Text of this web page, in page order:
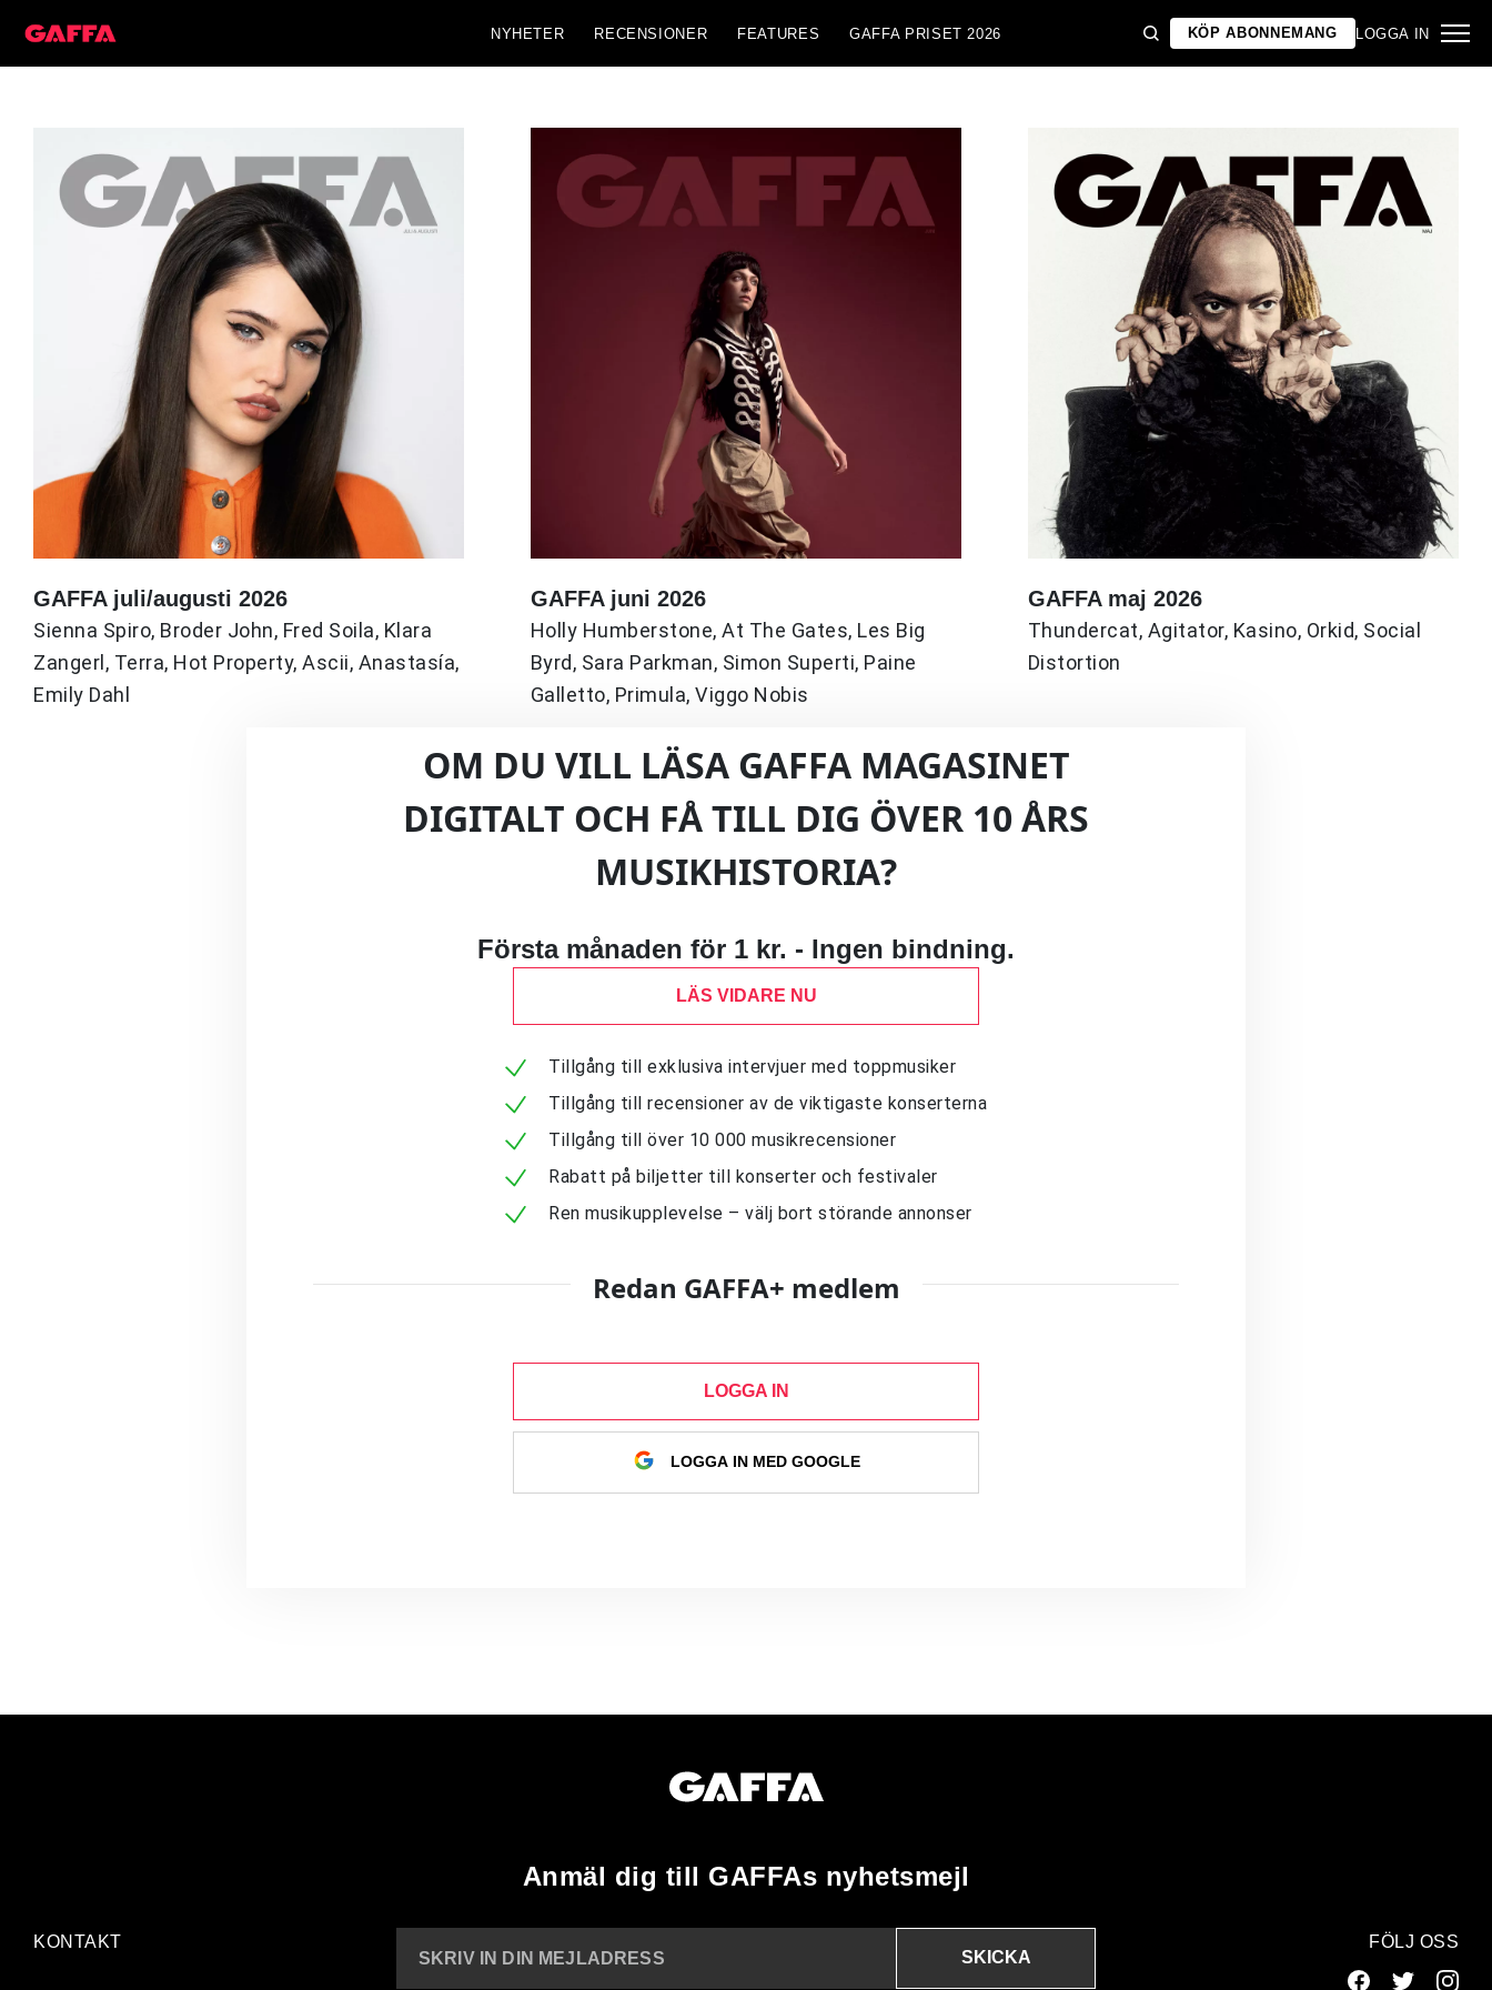
NYHETER RECENSIONER FEATURES GAFFA PRISET 2026 KÖP ABONNEMANG LOGGA IN
GAFFA juli/augusti 2026
Sienna Spiro, Broder John, Fred Soila, Klara
Zangerl, Terra, Hot Property, Ascii, Anastasía,
Emily Dahl
GAFFA juni 2026
Holly Humberstone, At The Gates, Les Big
Byrd, Sara Parkman, Simon Superti, Paine
Galletto, Primula, Viggo Nobis
GAFFA maj 2026
Thundercat, Agitator, Kasino, Orkid, Social
Distortion
OM DU VILL LÄSA GAFFA MAGASINET
DIGITALT OCH FÅ TILL DIG ÖVER 10 ÅRS
MUSIKHISTORIA?
Första månaden för 1 kr. - Ingen bindning.
LÄS VIDARE NU
Tillgång till exklusiva intervjuer med toppmusiker
Tillgång till recensioner av de viktigaste konserterna
Tillgång till över 10 000 musikrecensioner
Rabatt på biljetter till konserter och festivaler
Ren musikupplevelse – välj bort störande annonser
Redan GAFFA+ medlem
LOGGA IN
LOGGA IN MED GOOGLE
Anmäl dig till GAFFAs nyhetsmejl
KONTAKT
SKRIV IN DIN MEJLADRESS
SKICKA
FÖLJ OSS